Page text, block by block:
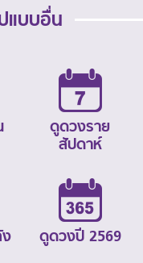
แบบอื่น
ดูดวงราย
สัปดาห์
ดูดวงปี 2569